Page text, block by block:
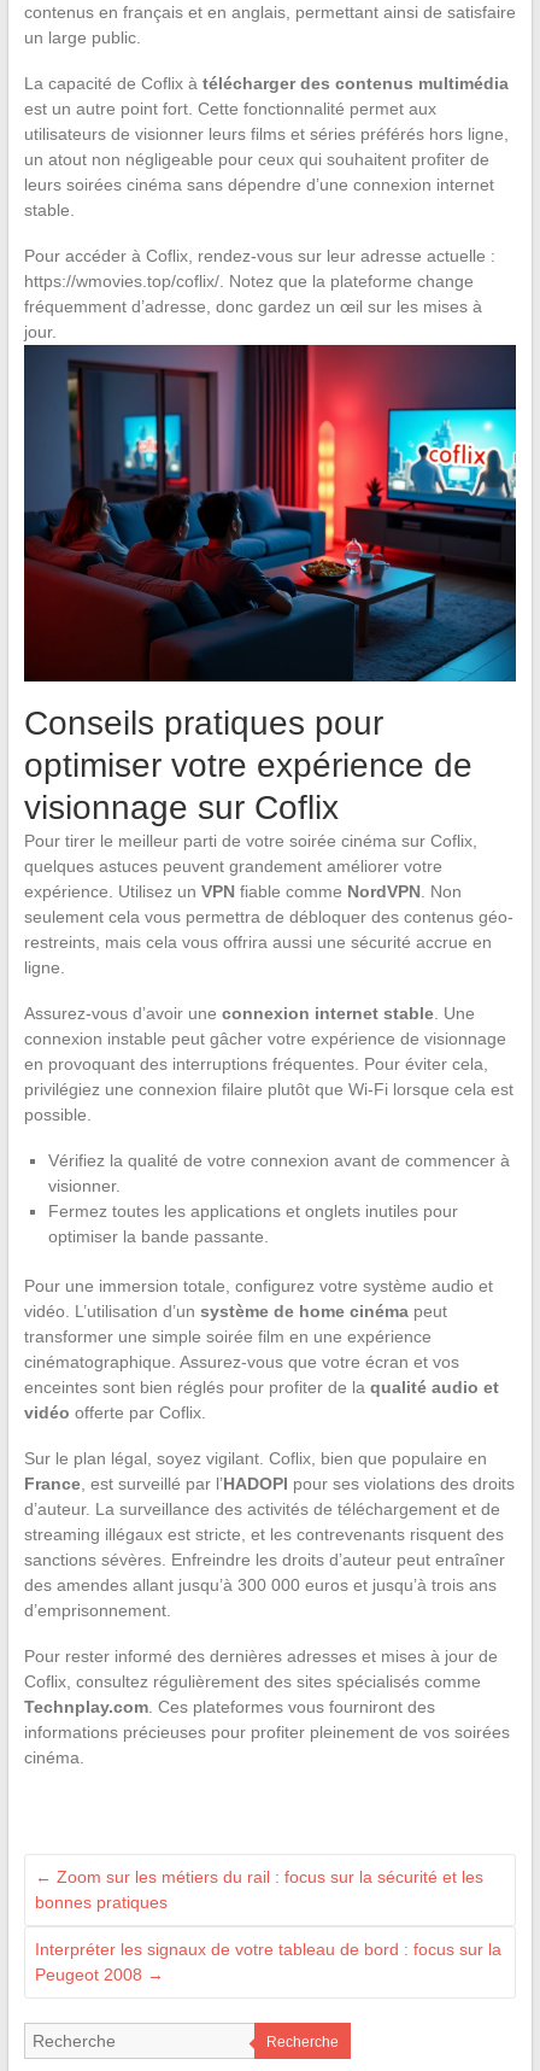
contenus en français et en anglais, permettant ainsi de satisfaire
un large public.
La capacité de Coflix à télécharger des contenus multimédia
est un autre point fort. Cette fonctionnalité permet aux
utilisateurs de visionner leurs films et séries préférés hors ligne,
un atout non négligeable pour ceux qui souhaitent profiter de
leurs soirées cinéma sans dépendre d’une connexion internet
stable.
Pour accéder à Coflix, rendez-vous sur leur adresse actuelle :
https://wmovies.top/coflix/. Notez que la plateforme change
fréquemment d’adresse, donc gardez un œil sur les mises à
jour.
Conseils pratiques pour
optimiser votre expérience de
visionnage sur Coflix
Pour tirer le meilleur parti de votre soirée cinéma sur Coflix,
quelques astuces peuvent grandement améliorer votre
expérience. Utilisez un VPNfiable comme NordVPN. Non
seulement cela vous permettra de débloquer des contenus géo-
restreints, mais cela vous offrira aussi une sécurité accrue en
ligne.
Assurez-vous d’avoir une connexion internet stable. Une
connexion instable peut gâcher votre expérience de visionnage
en provoquant des interruptions fréquentes. Pour éviter cela,
privilégiez une connexion filaire plutôt que Wi-Fi lorsque cela est
possible.
Vérifiez la qualité de votre connexion avant de commencer à
visionner.
Fermez toutes les applications et onglets inutiles pour
optimiser la bande passante.
Pour une immersion totale, configurez votre système audio et
vidéo. L’utilisation d’un système de home cinémapeut
transformer une simple soirée film en une expérience
cinématographique. Assurez-vous que votre écran et vos
enceintes sont bien réglés pour profiter de la qualité audio et
vidéo offerte par Coflix.
Sur le plan légal, soyez vigilant. Coflix, bien que populaire en
France, est surveillé par l’HADOPI pour ses violations des droits
d’auteur. La surveillance des activités de téléchargement et de
streaming illégaux est stricte, et les contrevenants risquent des
sanctions sévères. Enfreindre les droits d’auteur peut entraîner
des amendes allant jusqu’à 300 000 euros et jusqu’à trois ans
d’emprisonnement.
Pour rester informé des dernières adresses et mises à jour de
Coflix, consultez régulièrement des sites spécialisés comme
Technplay.com. Ces plateformes vous fourniront des
informations précieuses pour profiter pleinement de vos soirées
cinéma.
← Zoom sur les métiers du rail : focus sur la sécurité et les
bonnes pratiques
Interpréter les signaux de votre tableau de bord : focus sur la
Peugeot 2008 →
Recherche